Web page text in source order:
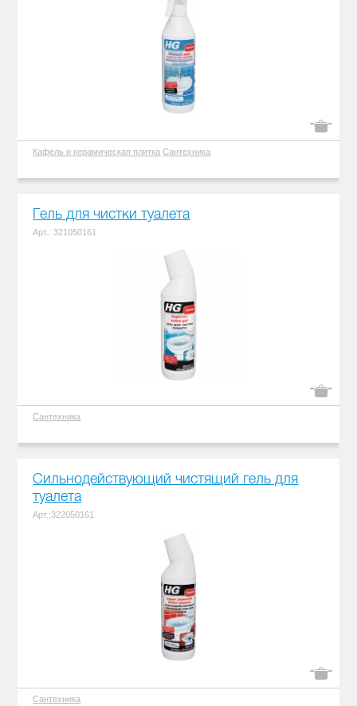
Кафель и керамическая плитка Сантехника
Гель для чистки туалета
Арт.: 321050161
Сантехника
Сильнодействующий чистящий гель для
туалета
Арт.:322050161
Сантехника